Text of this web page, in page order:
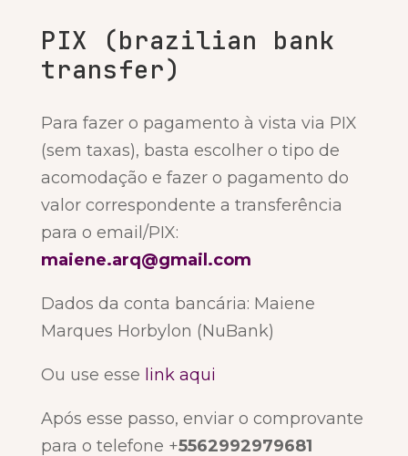
PIX (brazilian bank
transfer)
Para fazer o pagamento à vista via PIX
(sem taxas), basta escolher o tipo de
acomodação e fazer o pagamento do
valor correspondente a transferência
para o email/PIX:
maiene.arq@gmail.com
Dados da conta bancária: Maiene
Marques Horbylon (NuBank)
Ou use esse link aqui
Após esse passo, enviar o comprovante
para o telefone +5562992979681